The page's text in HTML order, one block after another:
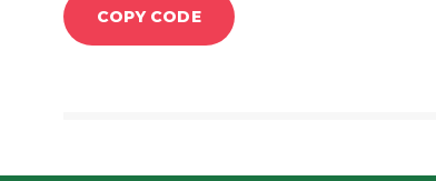
COPY CODE